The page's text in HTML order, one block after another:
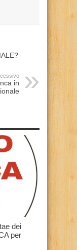
in
dei
per